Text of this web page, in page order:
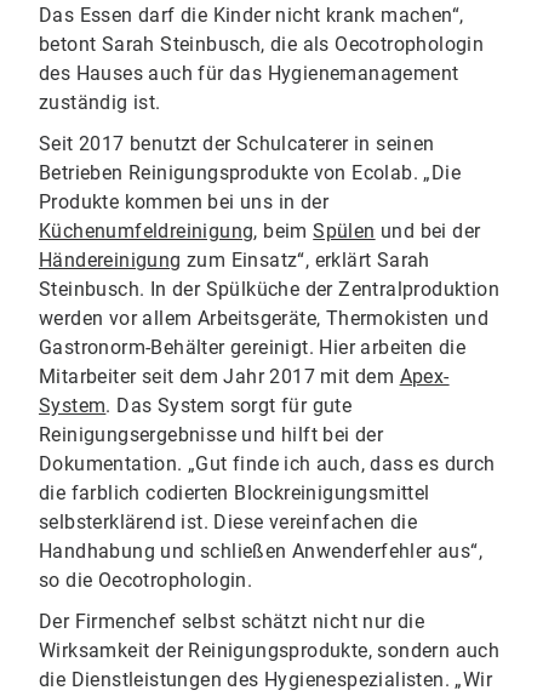
Das Essen darf die Kinder nicht krank machen“,
betont Sarah Steinbusch, die als Oecotrophologin
des Hauses auch für das Hygienemanagement
zuständig ist.
Seit 2017 benutzt der Schulcaterer in seinen
Betrieben Reinigungsprodukte von Ecolab. „Die
Produkte kommen bei uns in der
Küchenumfeldreinigung, beimSpülen und bei der
Händereinigung zum Einsatz“, erklärt Sarah
Steinbusch. In der Spülküche der Zentralproduktion
werden vor allem Arbeitsgeräte, Thermokisten und
Gastronorm-Behälter gereinigt. Hier arbeiten die
Mitarbeiter seit dem Jahr 2017 mit dem Apex-
System. Das System sorgt für gute
Reinigungsergebnisse und hilft bei der
Dokumentation. „Gut finde ich auch, dass es durch
die farblich codierten Blockreinigungsmittel
selbsterklärend ist. Diese vereinfachen die
Handhabung und schließen Anwenderfehler aus“,
so die Oecotrophologin.
Der Firmenchef selbst schätzt nicht nur die
Wirksamkeit der Reinigungsprodukte, sondern auch
die Dienstleistungen des Hygienespezialisten. „Wir